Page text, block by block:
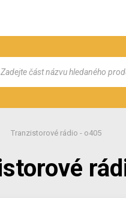
Tranzistorové rádio - o405